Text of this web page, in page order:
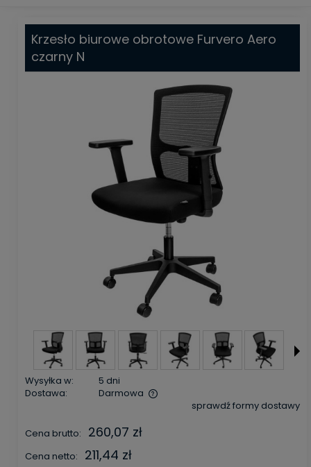
Krzesło biurowe obrotowe Furvero Aero
czarny N
Wysyłka w:
5 dni
Dostawa:
Darmowa
Cena nie zawiera ewentualnych kosztów płatności
sprawdź formy dostawy
Cena brutto: 260,07 zł
Cena netto: 211,44 zł